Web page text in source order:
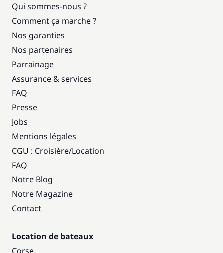
Qui sommes-nous ?
Comment ça marche ?
Nos garanties
Nos partenaires
Parrainage
Assurance & services
FAQ
Presse
Jobs
Mentions légales
CGU : Croisière/Location
FAQ
Notre Blog
Notre Magazine
Contact
Location de bateaux
Corse